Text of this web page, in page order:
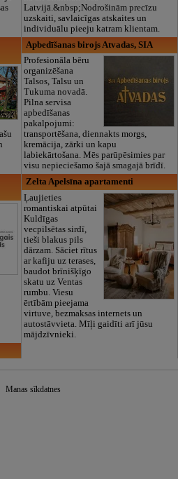
Latvijā.&nbsp;Nodrošinām precīzu
uzskaiti, savlaicīgas atskaites un
individuālu pieeju katram klientam.
Apbedīšanas birojs Atvadas, SIA
Profesionāla bēru
organizēšana
Talsos, Talsu un
Tukuma novadā.
Pilna servisa
apbedīšanas
pakalpojumi:
transportēšana, diennakts morgs,
kremācija, zārki un kapu
labiekārtošana. Mēs parūpēsimies par
visu nepieciešamo šajā smagajā brīdī.
Zelta Apelsīna apartamenti
Ļaujieties
romantiskai atpūtai
Kuldīgas
vecpilsētas sirdī,
tieši blakus pils
dārzam. Sāciet rītus
ar kafiju uz terases,
baudot brīnišķīgo
skatu uz Ventas
rumbu. Viesu
ērtībām pieejama
virtuve, bezmaksas internets un
autostāvvieta. Mīļi gaidīti arī jūsu
mājdzīvnieki.
Manas sīkdatnes